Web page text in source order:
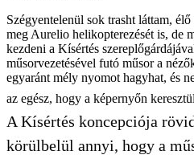
Szégyentelenül sok trasht láttam,
meg Aurelio helikopterezését is, de
kezdeni a Kísértés
műsorvezetésével futó műsor a
egyaránt mély nyomot hagyhat, és
az egész, hogy a képernyőn
A Kísértés koncepciója
körülbelül annyi, hogy a